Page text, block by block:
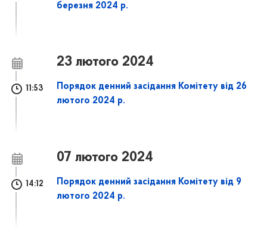
березня 2024 р.
23 лютого 2024
11:53
Порядок денний засідання Комітету від 26
лютого 2024 р.
07 лютого 2024
14:12
Порядок денний засідання Комітету від 9
лютого 2024 р.